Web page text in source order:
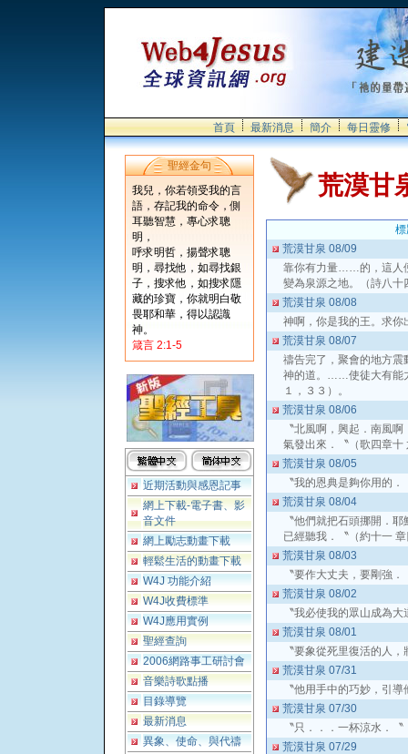
首頁 最新消息 簡介 每日靈修
聖經金句
我兒，你若領受我的言
語，存記我的命令，側
耳聽智慧，專心求聰
明，
呼求明哲，揚聲求聰
明，尋找他，如尋找銀
子，搜求他，如搜求隱
藏的珍寶，你就明白敬
畏耶和華，得以認識
神。
箴言 2:1-5
近期活動與感恩記事
網上下載-電子書、影
音文件
網上勵志動畫下載
輕鬆生活的動畫下載
W4J 功能介紹
W4J收費標準
W4J應用實例
聖經查詢
2006網路事工研討會
音樂詩歌點播
目錄導覽
最新消息
異象、使命、與代禱
荒漠甘
標
荒漠甘泉 08/09
靠你有力量……的，這人
變為泉源之地。（詩八十
荒漠甘泉 08/08
神啊，你是我的王。求你
荒漠甘泉 08/07
禱告完了，聚會的地方震
神的道。……使徒大有能
１，３３）。
荒漠甘泉 08/06
〝北風啊，興起．南風
氣發出來．〝（歌四章十
荒漠甘泉 08/05
〝我的恩典是夠你用的
荒漠甘泉 08/04
〝他們就把石頭挪開．
已經聽我．〝（約十一
荒漠甘泉 08/03
〝要作大丈夫，要剛強
荒漠甘泉 08/02
〝我必使我的眾山成為
荒漠甘泉 08/01
〝要象從死里復活的人
荒漠甘泉 07/31
〝他用手中的巧妙，引
荒漠甘泉 07/30
〝只．．．一杯涼水．
荒漠甘泉 07/29